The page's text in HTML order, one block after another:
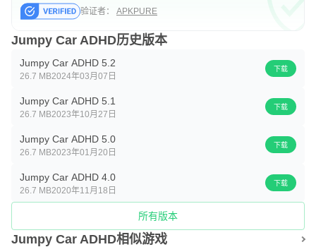
验证者： APKPURE
Jumpy Car ADHD历史版本
Jumpy Car ADHD 5.2
26.7 MB2024年03月07日
下载
Jumpy Car ADHD 5.1
26.7 MB2023年10月27日
下载
Jumpy Car ADHD 5.0
26.7 MB2023年01月20日
下载
Jumpy Car ADHD 4.0
26.7 MB2020年11月18日
下载
所有版本
Jumpy Car ADHD相似游戏